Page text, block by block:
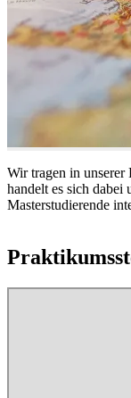
Wir tragen in unserer
handelt es sich
Masterstudierende